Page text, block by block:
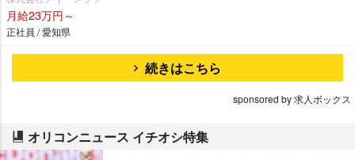
月給23万円～
正社員 / 愛知県
続きはこちら
sponsored by 求人ボックス
オリコンニュース イチオシ特集